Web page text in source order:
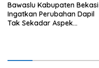
Bawaslu Kabupaten Bekasi
Ingatkan Perubahan Dapil
Tak Sekadar Aspek